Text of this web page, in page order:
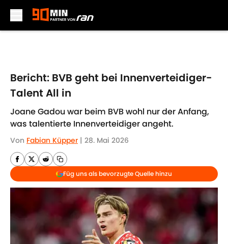
Bericht: BVB geht bei Innenverteidiger-
Talent All in
Joane Gadou war beim BVB wohl nur der Anfang,
was talentierte Innenverteidiger angeht.
Von Fabian Küpper | 28. Mai 2026
Füg uns als bevorzugte Quelle hinzu